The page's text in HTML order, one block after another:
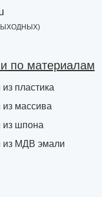
по материалам
из пластика
из массива
из шпона
из МДВ эмали